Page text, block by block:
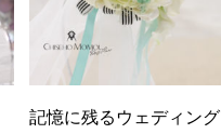
記憶に残るウェディング